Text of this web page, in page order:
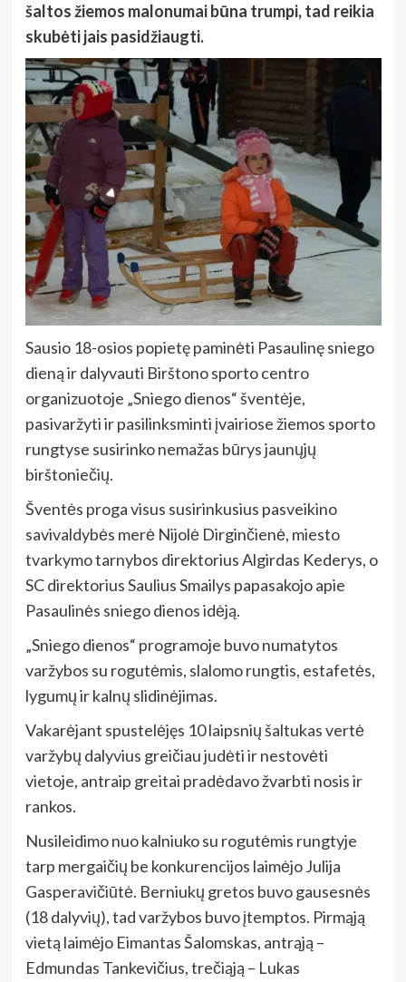
šaltos žiemos malonumai būna trumpi, tad reikia
skubėti jais pasidžiaugti.
Sausio 18-osios popietę paminėti Pasaulinę sniego
dieną ir dalyvauti Birštono sporto centro
organizuotoje „Sniego dienos“ šventėje,
pasivaržyti ir pasilinksminti įvairiose žiemos sporto
rungtyse susirinko nemažas būrys jaunųjų
birštoniečių.
Šventės proga visus susirinkusius pasveikino
savivaldybės merė Nijolė Dirginčienė, miesto
tvarkymo tarnybos direktorius Algirdas Kederys, o
SC direktorius Saulius Smailys papasakojo apie
Pasaulinės sniego dienos idėją.
„Sniego dienos“ programoje buvo numatytos
varžybos su rogutėmis, slalomo rungtis, estafetės,
lygumų ir kalnų slidinėjimas.
Vakarėjant spustelėjęs 10 laipsnių šaltukas vertė
varžybų dalyvius greičiau judėti ir nestovėti
vietoje, antraip greitai pradėdavo žvarbti nosis ir
rankos.
Nusileidimo nuo kalniuko su rogutėmis rungtyje
tarp mergaičių be konkurencijos laimėjo Julija
Gasperavičiūtė. Berniukų gretos buvo gausesnės
(18 dalyvių), tad varžybos buvo įtemptos. Pirmąją
vietą laimėjo Eimantas Šalomskas, antrąją –
Edmundas Tankevičius, trečiąją – Lukas